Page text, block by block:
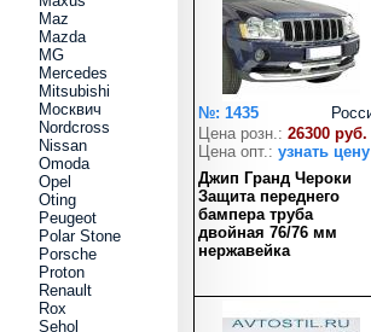
№: 1435
Цена розн.: 26300 руб.
Цена опт.: узнать цену
Джип Гранд Чероки
Защита переднего
бампера труба
двойная 76/76 мм
нержавейка
Maz
Mazda
MG
Mercedes
Mitsubishi
Москвич
Nordcross
Nissan
Omoda
Opel
Oting
Peugeot
Polar Stone
Porsche
Proton
Renault
Rox
Sehol